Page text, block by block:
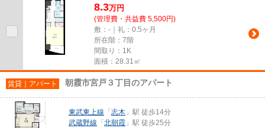
8.3万円
(管理費・共益費 5,500円)
敷：-｜礼：0.5ヶ月
所在階：7階
間取り：1K
面積：28.31㎡
賃貸｜アパート 朝霞市宮戸３丁目のアパート
東武東上線 「 志木 」駅 徒歩14分
武蔵野線 「 北朝霞 」駅 徒歩25分